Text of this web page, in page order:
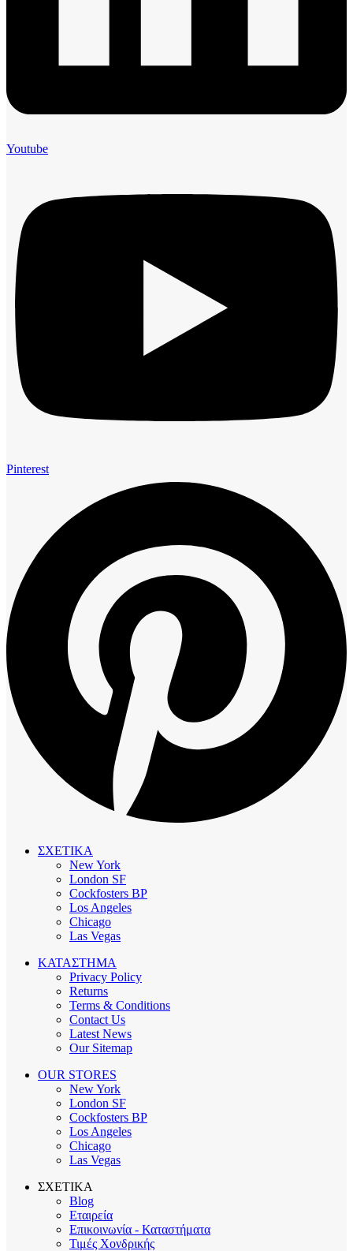
Youtube
Pinterest
ΣΧΕΤΙΚΑ
New York
London SF
Cockfosters BP
Los Angeles
Chicago
Las Vegas
ΚΑΤΑΣΤΗΜΑ
Privacy Policy
Returns
Terms & Conditions
Contact Us
Latest News
Our Sitemap
OUR STORES
New York
London SF
Cockfosters BP
Los Angeles
Chicago
Las Vegas
ΣΧΕΤΙΚΑ
Blog
Εταιρεία
Επικοινωνία - Καταστήματα
Τιμές Χονδρικής